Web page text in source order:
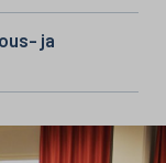
ja